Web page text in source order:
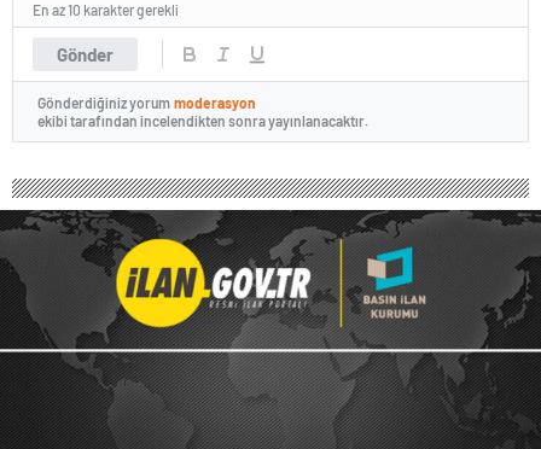
Gönder
En az 10 karakter gerekli
Gönderdiğiniz yorum moderasyon
ekibi tarafından incelendikten sonra yayınlanacaktır.